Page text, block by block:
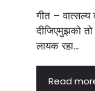
गीत –
दीजिएमुझको
लायक रहा...
Read